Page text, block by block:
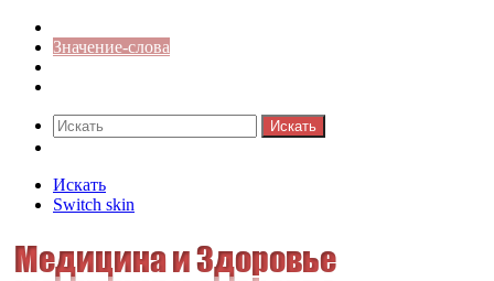
Значение-слова
Искать
Искать
Switch skin